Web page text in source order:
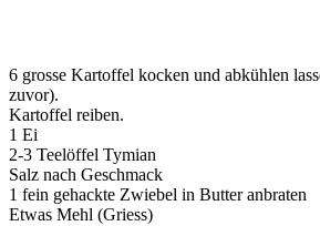
6 grosse Kartoffel kocken und abkühlen
zuvor).
Kartoffel reiben.
1 Ei
2-3 Teelöffel Tymian
Salz nach Geschmack
1 fein gehackte Zwiebel in Butter anbraten
Etwas Mehl (Griess)